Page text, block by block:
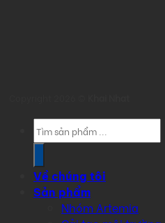
Products
search
Về chúng tôi
Sản phẩm
Nhóm Artemia